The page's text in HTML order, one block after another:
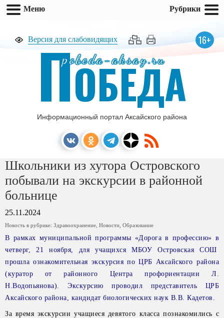
Версия для слабовидящих 16+
pobeda-aksay.ru
ПОБЕДА
Информационный портал Аксайского района
Школьники из хутора Островского
побывали на экскурсии в районной
больнице
25.11.2024
Новость в рубрике: Здравоохранение Новости Образование
В рамках муниципальной программы «Дорога в профессию» в
четверг, 21 ноября, для учащихся МБОУ Островская СОШ
прошла ознакомительная экскурсия по ЦРБ Аксайского района
(куратор от районного Центра профориентации Л.
Н.Водопьянова). Экскурсию проводил представитель ЦРБ
Аксайского района, кандидат биологических наук В.В. Кадетов.
За время экскурсии учащиеся девятого класса познакомились с
Меню Рубрики